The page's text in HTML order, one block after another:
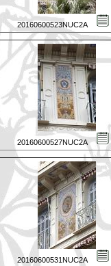
20160600523NUC2A
20160600527NUC2A
20160600531NUC2A